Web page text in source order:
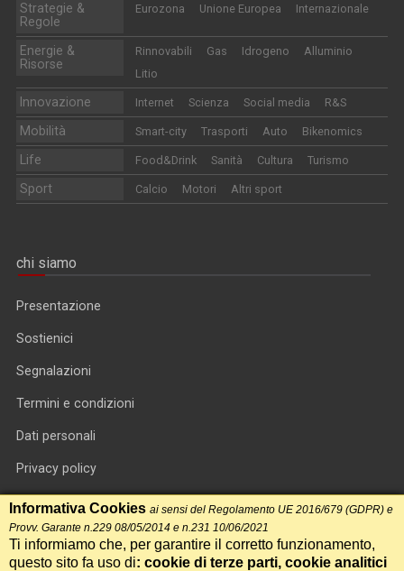
Strategie &
Regole
Eurozona Unione Europea Internazionale
Energie &
Risorse
Rinnovabili Gas Idrogeno
Alluminio
Litio
Innovazione Internet Scienza Social media R&S
Mobilità Smart-city Trasporti Auto Bikenomics
Life Food&Drink Sanità Cultura Turismo
Sport Calcio Motori Altri sport
chi siamo
Presentazione
Sostienici
Segnalazioni
Termini e condizioni
Dati personali
Privacy policy
Informativa cookie
RSS feed
RSS Top News
Informativa Cookies ai sensi del Regolamento UE 2016/679 (GDPR) e
Provv. Garante n.229 08/05/2014 e n.231 10/06/2021
Ti informiamo che, per garantire il corretto funzionamento,
questo sito fa uso di: cookie di terze parti, cookie analitici